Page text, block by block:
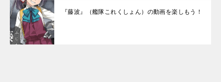
『藤波』（艦隊これくしょん）の動画を楽しもう！